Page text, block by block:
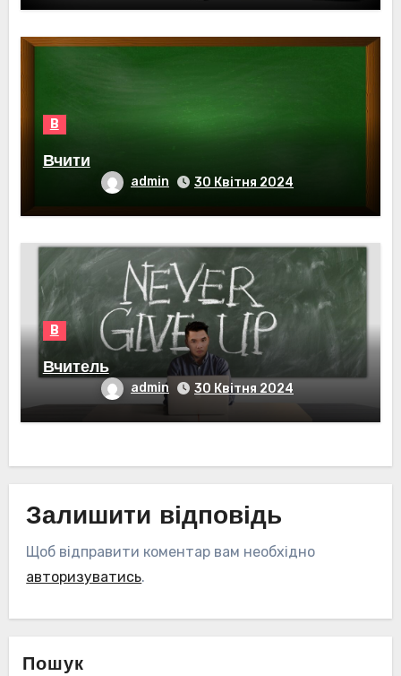
В
Вчити
admin 30 Квітня 2024
В
Вчитель
admin 30 Квітня 2024
Залишити відповідь
Щоб відправити коментар вам необхідно
авторизуватись.
Пошук